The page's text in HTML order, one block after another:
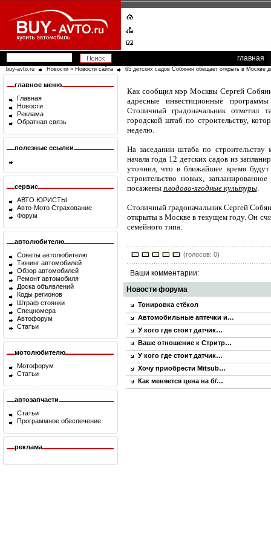
главная
buy-avto.ru Новости » Новости сайта 65 детских садов Собянин обещает открыть в Москве
главное меню
Главная
Новости
Реклама
Обратная связь
полезные ссылки
сервис
АВТО ЮРИСТЫ
Авто-Мото Страхование
Форум
автолюбителю
Советы автолюбителю
Тюнинг автомобилей
Обзор автомобилей
Ремонт автомобиля
Доска объявлений
Коды регионов
Штраф стоянки
Спецномера
Автофорум
Статьи
мотолюбителю
Мотофорум
Статьи
автозапчасти
Статьи
Программное обеспечение
реклама
Как сообщил мэр Москвы Сергей
адресные инвестиционные
Столичный градоначальник
городской штаб по строительству,
неделю.
На заседании штаба по
начала года 12 детских садов из
уточнил, что в ближайшее время
строительство новых,
посажены плодово-ягодные культуры.
Столичный градоначальник Сергей
открыты в Москве в текущем году. Он
семейного типа.
(голосов: 0)
Ваши комментарии:
Новости форума
Тонировка стёкол
Автомобильные аптечки и…
У кого где стоит датчик…
Ваше отношение к Стритр…
У кого где стоит датчик…
Хочу приобрести Mitsub…
Как меняется цена на б/…